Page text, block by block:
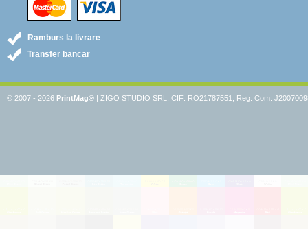
Ramburs la livrare
Transfer bancar
© 2007 - 2026 PrintMag® ZIGO STUDIO SRL, CIF: RO21787551, Reg. Com: